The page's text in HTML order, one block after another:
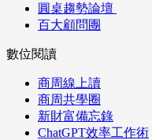
圓桌趨勢論壇
百大顧問團
數位閱讀
商周線上讀
商周共學圈
新財富備忘錄
ChatGPT效率工作術